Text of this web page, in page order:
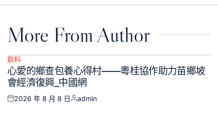
More From Author
Posted
in
飲料
心愛的鄉查包養心得村——粵桂協作助力苗鄉坡
會經濟復興_中國網
Posted
2026 年 8 月 8 日
Posted
admin